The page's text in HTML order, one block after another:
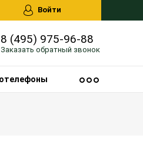
Войти
8 (495) 975-96-88
Заказать обратный звонок